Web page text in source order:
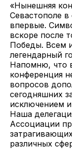
«Нынешняя
Севастополе
впервые.
вскоре после
Победы. Всем
легендарный
Напомню, что
конференция
вопросов
сегодняшних
исключением и
Наша
Ассоциации
различных